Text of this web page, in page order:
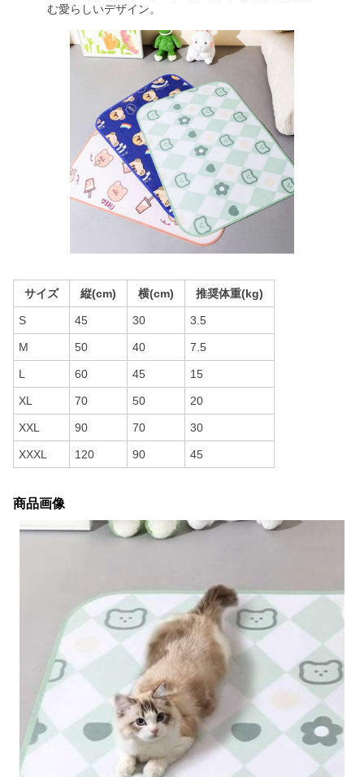
む愛らしいデザイン。
サイズ 縦(cm) 横(cm) 推奨体重(kg)
S 45 30 3.5
M 50 40 7.5
L 60 45 15
XL 70 50 20
XXL 90 70 30
XXXL 120 90 45
商品画像